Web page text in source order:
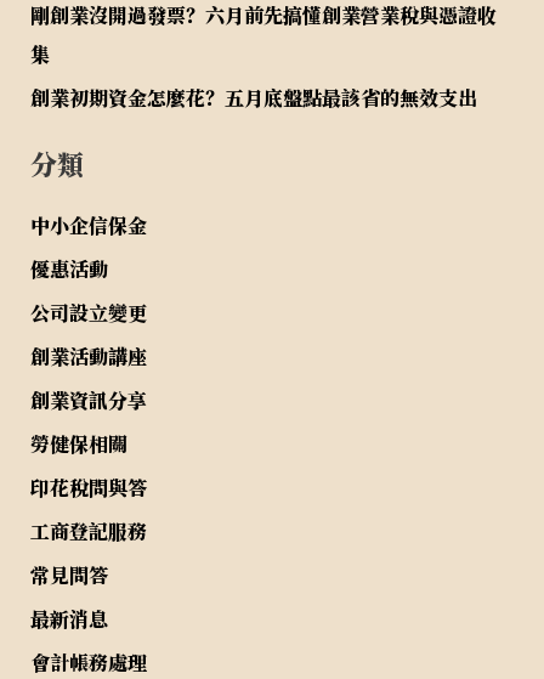
剛創業沒開過發票？六月前先搞懂創業營業稅與憑證收
集
創業初期資金怎麼花？五月底盤點最該省的無效支出
分類
中小企信保金
優惠活動
公司設立變更
創業活動講座
創業資訊分享
勞健保相關
印花稅問與答
工商登記服務
常見問答
最新消息
會計帳務處理